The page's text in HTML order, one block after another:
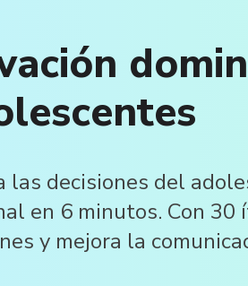
las decisiones del
en 6 minutos. Con 30
y mejora la